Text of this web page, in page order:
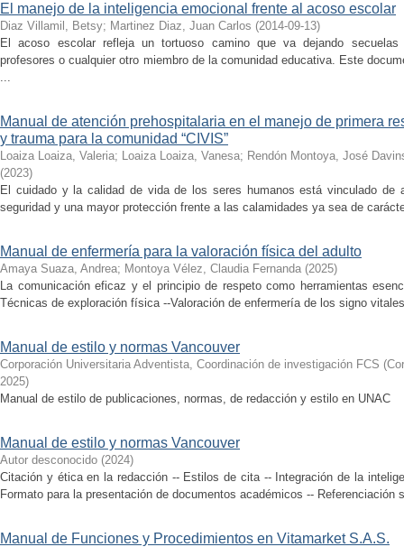
El manejo de la inteligencia emocional frente al acoso escolar
Diaz Villamil, Betsy; Martinez Diaz, Juan Carlos (2014-09-13)
El acoso escolar refleja un tortuoso camino que va dejando
profesores o cualquier otro miembro de la comunidad educativa. Este
...
Manual de atención prehospitalaria en el manejo de primera
y trauma para la comunidad “CIVIS”
Loaiza Loaiza, Valeria; Loaiza Loaiza, Vanesa; Rendón Montoya, José
(2023)
El cuidado y la calidad de vida de los seres humanos está vinculado de
seguridad y una mayor protección frente a las calamidades ya sea de
Manual de enfermería para la valoración física del adulto
Amaya Suaza, Andrea; Montoya Vélez, Claudia Fernanda (2025)
La comunicación eficaz y el principio de respeto como herramientas
Técnicas de exploración física --Valoración de enfermería de los signo
Manual de estilo y normas Vancouver
Corporación Universitaria Adventista, Coordinación de investigación FCS (
2025)
Manual de estilo de publicaciones, normas, de redacción y estilo en UNAC
Manual de estilo y normas Vancouver
Autor desconocido (2024)
Citación y ética en la redacción -- Estilos de cita -- Integración de la
Formato para la presentación de documentos académicos -- Referenciación
Manual de Funciones y Procedimientos en Vitamarket S.A.S.